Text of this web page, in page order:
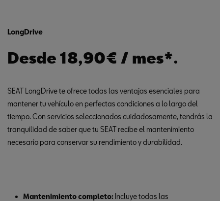
LongDrive
Desde 18,90€ / mes*.
SEAT LongDrive te ofrece todas las ventajas esenciales para
mantener tu vehículo en perfectas condiciones a lo largo del
tiempo. Con servicios seleccionados cuidadosamente, tendrás la
tranquilidad de saber que tu SEAT recibe el mantenimiento
necesario para conservar su rendimiento y durabilidad.
Mantenimiento completo: Incluye todas las